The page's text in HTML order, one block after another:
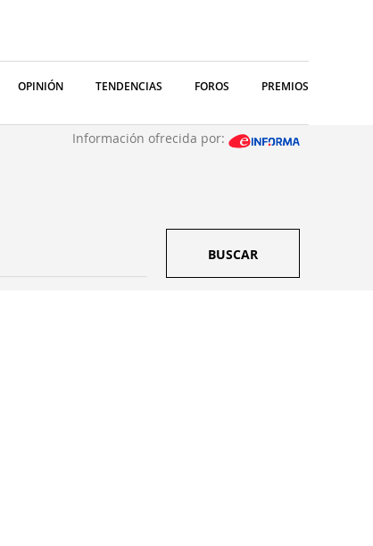
OPINIÓN TENDENCIAS FOROS PREMIOS
Información ofrecida por:
BUSCAR